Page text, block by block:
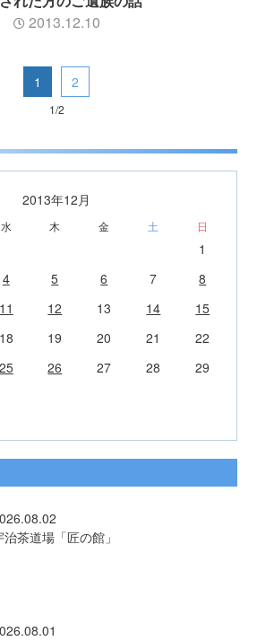
2013.12.10
1 2
1/2
2013年12月
水 木 金 土 日
1
4 5 6 7
8
11 12 13 14
15
18 19 20 21
22
25 26 27 28
29
治茶道場「匠の館」